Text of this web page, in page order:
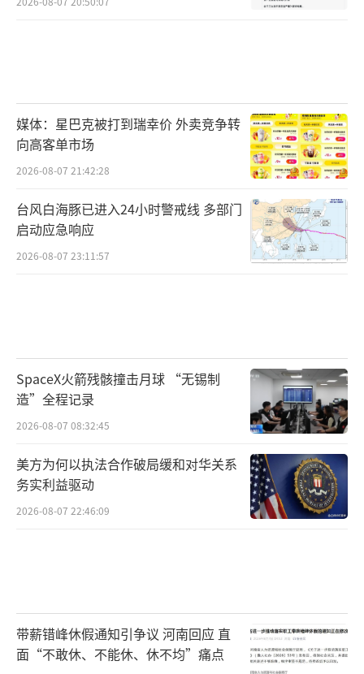
媒体：星巴克被打到瑞幸价 外卖竞争转
向高客单市场
2026-08-07 21:42:28
台风白海豚已进入24小时警戒线 多部门
启动应急响应
2026-08-07 23:11:57
SpaceX火箭残骸撞击月球 “无锡制
造”全程记录
2026-08-07 08:32:45
美方为何以执法合作破局缓和对华关系
务实利益驱动
2026-08-07 22:46:09
带薪错峰休假通知引争议 河南回应 直
面“不敢休、不能休、休不均”痛点